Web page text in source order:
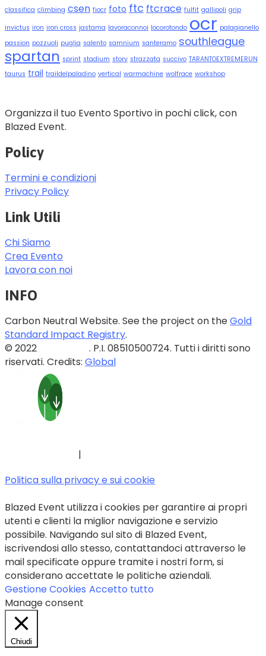
classifica climbing csen fiocr foto ftc ftcrace fulfit gallipoli grip
invictus iron iron cross jastama lavoraconnoi locorotondo ocr palagianello
passion pozzuoli puglia salento samnium santeramo southleague
spartan sprint stadium story strazzata succivo TARANTOEXTREMERUN
taurus trail traildelpaladino vertical warmachine wolfrace workshop
Organizza il tuo Evento Sportivo in pochi click, con
Blazed Event.
Policy
Termini e condizioni
Privacy Policy
Link Utili
Chi Siamo
Crea Evento
Lavora con noi
INFO
Carbon Neutral Website. See the project on theGold
Standard Impact Registry.
© 2022
. P.I. 08510500724. Tutti i diritti sono
riservati. Credits: Global
|
Politica sulla privacy e sui cookie
Blazed Event utilizza i cookies per garantire ai propri
utenti e clienti la miglior navigazione e servizio
possibile. Navigando sul sito di Blazed Event,
iscrivendosi allo stesso, contattandoci attraverso le
mail specificate oppure tramite i nostri form, si
considerano accettate le politiche aziendali.
Gestione Cookies Accetto tutto
Manage consent
Chiudi